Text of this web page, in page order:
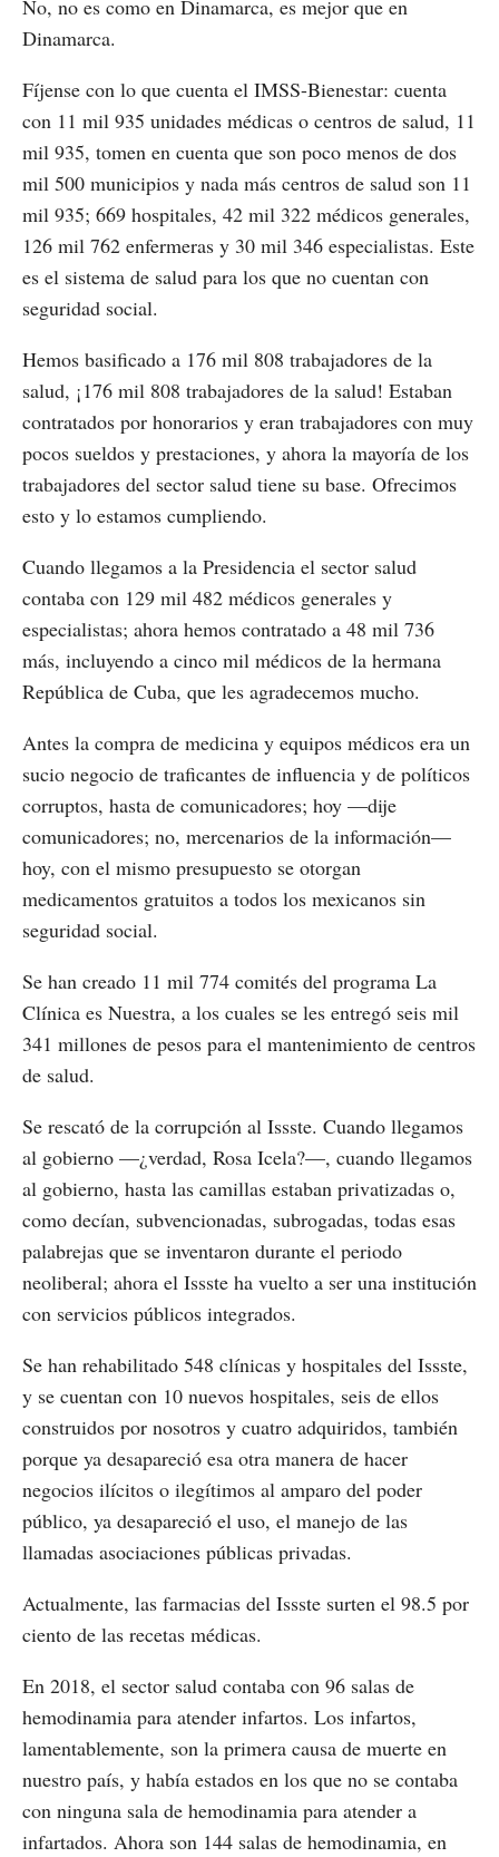
No, no es como en Dinamarca, es mejor que en
Dinamarca.
Fíjense con lo que cuenta el IMSS-Bienestar: cuenta
con 11 mil 935 unidades médicas o centros de salud, 11
mil 935, tomen en cuenta que son poco menos de dos
mil 500 municipios y nada más centros de salud son 11
mil 935; 669 hospitales, 42 mil 322 médicos generales,
126 mil 762 enfermeras y 30 mil 346 especialistas. Este
es el sistema de salud para los que no cuentan con
seguridad social.
Hemos basificado a 176 mil 808 trabajadores de la
salud, ¡176 mil 808 trabajadores de la salud! Estaban
contratados por honorarios y eran trabajadores con muy
pocos sueldos y prestaciones, y ahora la mayoría de los
trabajadores del sector salud tiene su base. Ofrecimos
esto y lo estamos cumpliendo.
Cuando llegamos a la Presidencia el sector salud
contaba con 129 mil 482 médicos generales y
especialistas; ahora hemos contratado a 48 mil 736
más, incluyendo a cinco mil médicos de la hermana
República de Cuba, que les agradecemos mucho.
Antes la compra de medicina y equipos médicos era un
sucio negocio de traficantes de influencia y de políticos
corruptos, hasta de comunicadores; hoy —dije
comunicadores; no, mercenarios de la información—
hoy, con el mismo presupuesto se otorgan
medicamentos gratuitos a todos los mexicanos sin
seguridad social.
Se han creado 11 mil 774 comités del programa La
Clínica es Nuestra, a los cuales se les entregó seis mil
341 millones de pesos para el mantenimiento de centros
de salud.
Se rescató de la corrupción al Issste. Cuando llegamos
al gobierno —¿verdad, Rosa Icela?—, cuando llegamos
al gobierno, hasta las camillas estaban privatizadas o,
como decían, subvencionadas, subrogadas, todas esas
palabrejas que se inventaron durante el periodo
neoliberal; ahora el Issste ha vuelto a ser una institución
con servicios públicos integrados.
Se han rehabilitado 548 clínicas y hospitales del Issste,
y se cuentan con 10 nuevos hospitales, seis de ellos
construidos por nosotros y cuatro adquiridos, también
porque ya desapareció esa otra manera de hacer
negocios ilícitos o ilegítimos al amparo del poder
público, ya desapareció el uso, el manejo de las
llamadas asociaciones públicas privadas.
Actualmente, las farmacias del Issste surten el 98.5 por
ciento de las recetas médicas.
En 2018, el sector salud contaba con 96 salas de
hemodinamia para atender infartos. Los infartos,
lamentablemente, son la primera causa de muerte en
nuestro país, y había estados en los que no se contaba
con ninguna sala de hemodinamia para atender a
infartados. Ahora son 144 salas de hemodinamia, en